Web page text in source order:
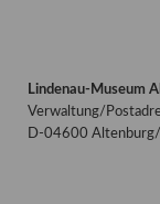
Lindenau-Museum
Verwaltung/
D-04600